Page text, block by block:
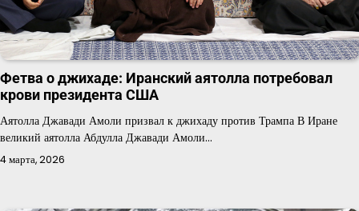
Фетва о джихаде: Иранский аятолла потребовал
крови президента США
Аятолла Джавади Амоли призвал к джихаду против Трампа В Иране
великий аятолла Абдулла Джавади Амоли…
4 марта, 2026